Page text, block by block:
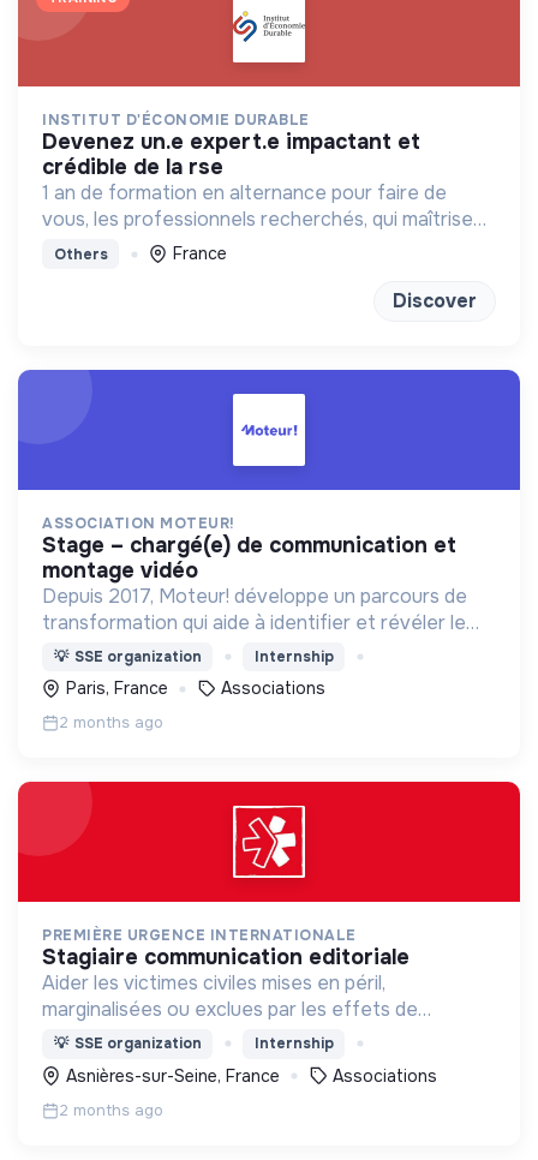
INSTITUT D'ÉCONOMIE DURABLE
devenez un.e expert.e impactant et
crédible de la rse
1 an de formation en alternance pour faire de
vous, les professionnels recherchés, qui maîtrisent
les règles économiques, et les transforme, pour
Others France
Discover
ASSOCIATION MOTEUR!
stage – chargé(e) de communication et
montage vidéo
Depuis 2017, Moteur! développe un parcours de
transformation qui aide à identifier et révéler le
potentiel des jeunes en se fondant sur les notions
d'inspiration, de gratitude et de lien.
💡 SSE organization Internship
Paris, France Associations
2 months ago
PREMIÈRE URGENCE INTERNATIONALE
stagiaire communication editoriale
Aider les victimes civiles mises en péril,
marginalisées ou exclues par les effets de
catastrophes naturelles, de guerres et de
situations d’effondrement économique.
💡 SSE organization Internship
Asnières-sur-Seine, France Associations
2 months ago